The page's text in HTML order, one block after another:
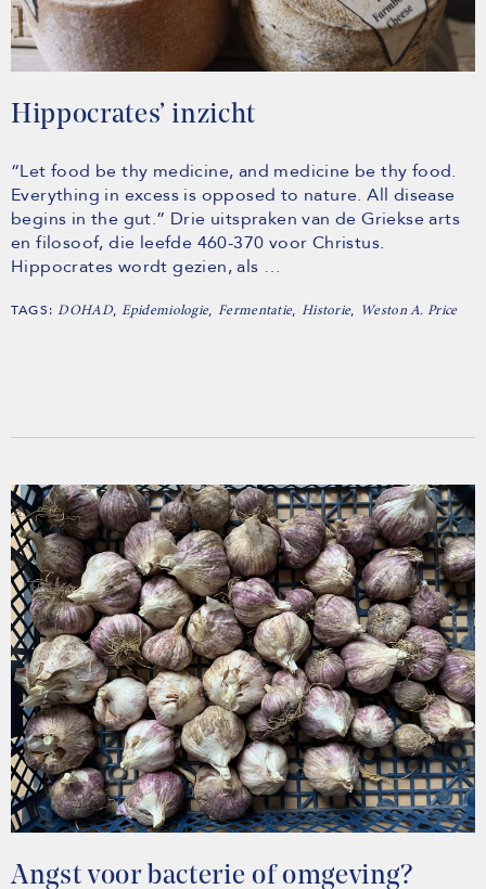
Hippocrates’ inzicht
“Let food be thy medicine, and medicine be thy food.
Everything in excess is opposed to nature. All disease
begins in the gut.” Drie uitspraken van de Griekse arts
en filosoof, die leefde 460-370 voor Christus.
Hippocrates wordt gezien, als …
TAGS:DOHAD,Epidemiologie, Fermentatie, Historie, Weston A. Price
Angst voor bacterie of omgeving?